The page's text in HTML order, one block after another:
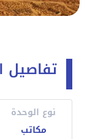
تفاصيل
نوع الوحدة
مكاتب